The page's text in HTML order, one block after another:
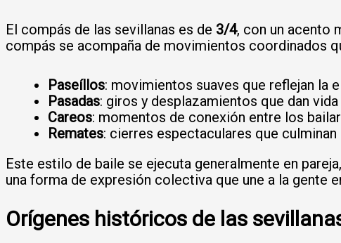
El compás de las sevillanas es de 3/4, con un acento
compás se acompaña de movimientos coordinados
Paseíllos: movimientos suaves que reflejan la
Pasadas: giros y desplazamientos que dan vida
Careos: momentos de conexión entre los
Remates: cierres espectaculares que culminan
Este estilo de baile se ejecuta generalmente en
una forma de expresión colectiva que une a la gente
Orígenes históricos de las